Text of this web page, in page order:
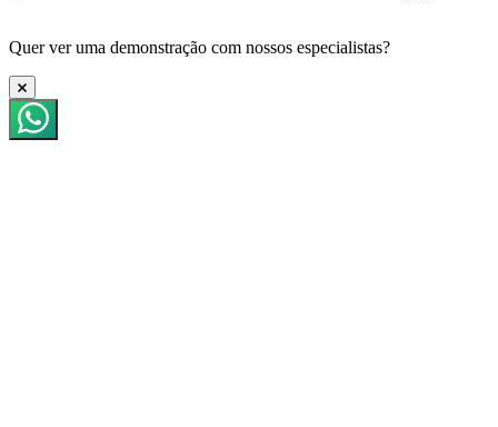
Quer ver uma demonstração com nossos especialistas?